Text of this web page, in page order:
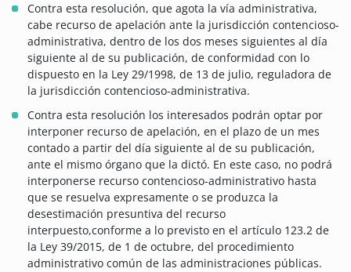
Contra esta resolución, que agota la vía administrativa,
cabe recurso de apelación ante la jurisdicción contencioso-
administrativa, dentro de los dos meses siguientes al día
siguiente al de su publicación, de conformidad con lo
dispuesto en la Ley 29/1998, de 13 de julio, reguladora de
la jurisdicción contencioso-administrativa.
Contra esta resolución los interesados podrán optar por
interponer recurso de apelación, en el plazo de un mes
contado a partir del día siguiente al de su publicación,
ante el mismo órgano que la dictó. En este caso, no podrá
interponerse recurso contencioso-administrativo hasta
que se resuelva expresamente o se produzca la
desestimación presuntiva del recurso
interpuesto,conforme a lo previsto en el artículo 123.2 de
la Ley 39/2015, de 1 de octubre, del procedimiento
administrativo común de las administraciones públicas.